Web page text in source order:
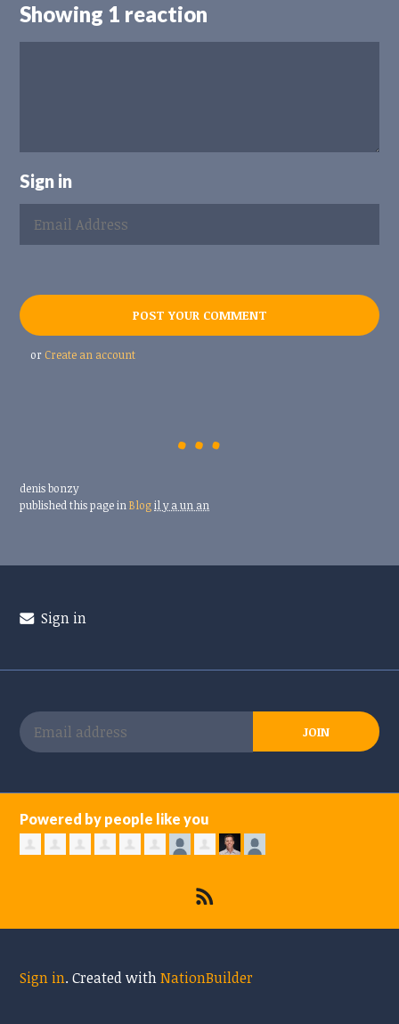
Showing 1 reaction
Sign in
or Create an account
denis bonzy
published this page inBlog il y a un an
Sign in
Powered by people like you
Sign in.Created withNationBuilder